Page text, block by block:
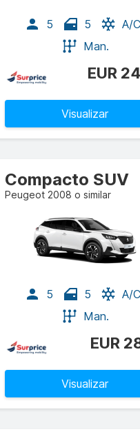
5 5
A/C
Man.
EUR
Visualizar
Compacto SUV
Peugeot 2008 o similar
5 5
A/C
Man.
EUR
Visualizar